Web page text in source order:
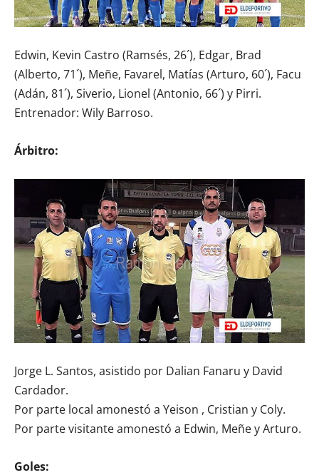
Edwin, Kevin Castro (Ramsés, 26´), Edgar, Brad
(Alberto, 71´), Meñe, Favarel, Matías (Arturo, 60´), Facu
(Adán, 81´), Siverio, Lionel (Antonio, 66´) y Pirri.
Entrenador: Wily Barroso.
Árbitro:
Jorge L. Santos, asistido por Dalian Fanaru y David
Cardador.
Por parte local amonestó a Yeison , Cristian y Coly.
Por parte visitante amonestó a Edwin, Meñe y Arturo.
Goles: